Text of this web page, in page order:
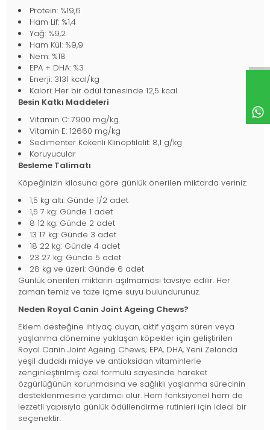
Protein: %19,6
Ham Lif: %1,4
Yağ: %9,2
Ham Kül: %9,9
Nem: %18
EPA + DHA: %3
Enerji: 3131 kcal/kg
Kalori: Her bir ödül tanesinde 12,5 kcal
Besin Katkı Maddeleri
Vitamin C: 7900 mg/kg
Vitamin E: 12660 mg/kg
Sedimenter Kökenli Klinoptilolit: 8,1 g/kg
Koruyucular
Besleme Talimatı
Köpeğinizin kilosuna göre günlük önerilen miktarda veriniz:
1,5 kg altı: Günde 1/2 adet
1,5 7 kg: Günde 1 adet
8 12 kg: Günde 2 adet
13 17 kg: Günde 3 adet
18 22 kg: Günde 4 adet
23 27 kg: Günde 5 adet
28 kg ve üzeri: Günde 6 adet
Günlük önerilen miktarın aşılmaması tavsiye edilir. Her
zaman temiz ve taze içme suyu bulundurunuz.
Neden Royal Canin Joint Ageing Chews?
Eklem desteğine ihtiyaç duyan, aktif yaşam süren veya
yaşlanma dönemine yaklaşan köpekler için geliştirilen
Royal Canin Joint Ageing Chews; EPA, DHA, Yeni Zelanda
yeşil dudaklı midye ve antioksidan vitaminlerle
zenginleştirilmiş özel formülü sayesinde hareket
özgürlüğünün korunmasına ve sağlıklı yaşlanma sürecinin
desteklenmesine yardımcı olur. Hem fonksiyonel hem de
lezzetli yapısıyla günlük ödüllendirme rutinleri için ideal bir
seçenektir.